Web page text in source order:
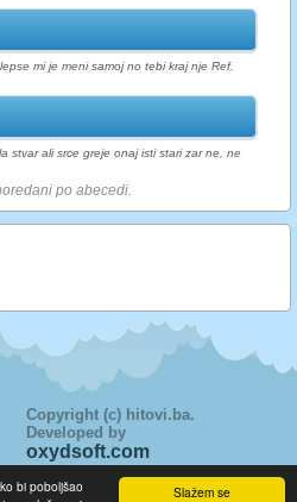
Slažem se
bi poboljšao
mi je meni samoj no tebi kraj nje Ref.
stvar ali srce greje onaj isti stari zar ne, ne
po abecedi.
Copyright (c) hitovi.ba.
Developed by
oxydsoft.com
njihovih autora i prikazani su
svrhe. <<